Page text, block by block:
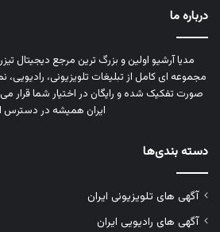
درباره ما
مدیا آرشیو اولین و بزرگ‌ ترین مرجع دیجیتال
مجموعه‌ ای کامل از تبلیغات تلویزیونی، رادیویی،
صورت تفکیک‌ شده و رایگان در اختیار شما قرار
ایران همیشه در
دسته بندی‌ها
آگهی های تلویزیونی ایران
آگهی های رادیویی ایران